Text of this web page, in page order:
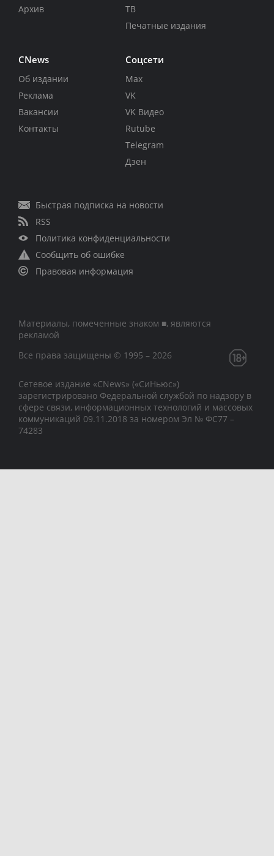
Архив
ТВ
Печатные издания
CNews
Об издании
Реклама
Вакансии
Контакты
Соцсети
Max
VK
VK Видео
Rutube
Telegram
Дзен
Быстрая подписка на новости
RSS
Политика конфиденциальности
Сообщить об ошибке
Правовая информация
Материалы, помеченные знаком ■, являются
рекламой
Все права защищены © 1995 – 2026
Сетевое издание «CNews» («СиНьюс»)
зарегистрировано Федеральной службой по надзору в
сфере связи, информационных технологий и массовых
коммуникаций 09.11.2018 за номером Эл № ФС77 –
74283